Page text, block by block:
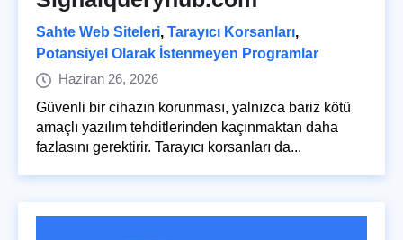
Sahte Web Siteleri, Tarayıcı Korsanları,
Potansiyel Olarak İstenmeyen Programlar
Haziran 26, 2026
Güvenli bir cihazın korunması, yalnızca bariz kötü
amaçlı yazılım tehditlerinden kaçınmaktan daha
fazlasını gerektirir. Tarayıcı korsanları da...